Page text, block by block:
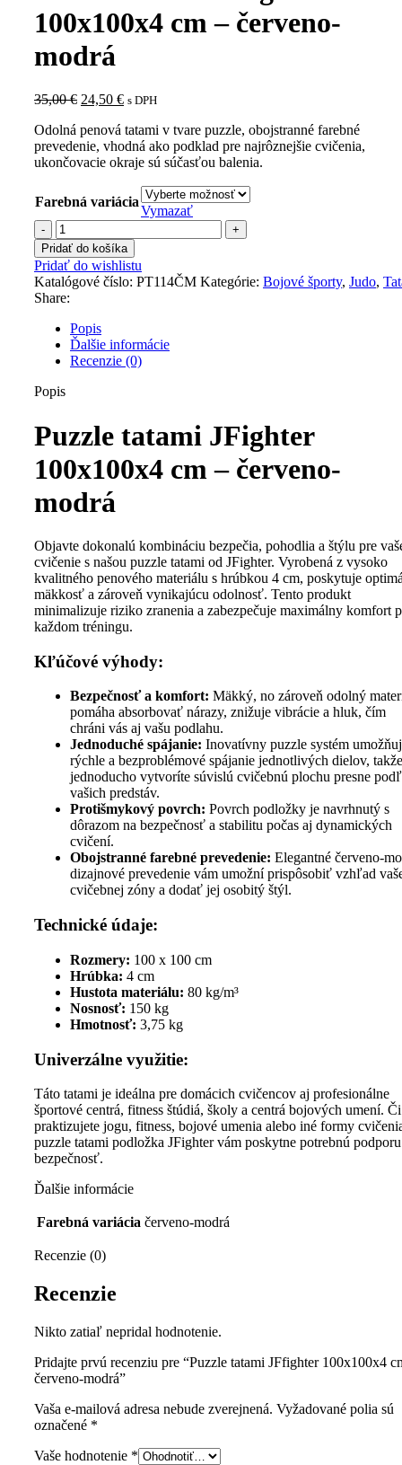
100x100x4 cm – červeno-
modrá
35,00€ Pôvodná
bola:
35,00 €.
24,50 €Aktuálna
je:
24,50 €.
s DPH
Odolná penová tatami v tvare puzzle, obojstranné farebné
prevedenie, vhodná ako podklad pre najrôznejšie cvičenia,
ukončovacie okraje sú súčasťou balenia.
Farebná variácia
Vymazať
množstvo
Puzzle
tatami
JFfighter
100x100x4
cm
-
červeno-
modrá
Pridať do košíka
Pridať do wishlistu
Katalógové číslo: PT114ČM Kategórie: Bojové športy, Judo,
Share:
Popis
Ďalšie informácie
Recenzie (0)
Popis
Puzzle tatami JFighter
100x100x4 cm – červeno-
modrá
Objavte dokonalú kombináciu bezpečia, pohodlia a štýlu pre
cvičenie s našou puzzle tatami od JFighter. Vyrobená z vysoko
kvalitného penového materiálu s hrúbkou 4 cm, poskytuje
mäkkosť a zároveň vynikajúcu odolnosť. Tento produkt
minimalizuje riziko zranenia a zabezpečuje maximálny komfort
každom tréningu.
Kľúčové výhody:
Bezpečnosť a komfort: Mäkký, no zároveň odolný
pomáha absorbovať nárazy, znižuje vibrácie a hluk, čím
chráni vás aj vašu podlahu.
Jednoduché spájanie: Inovatívny puzzle systém
rýchle a bezproblémové spájanie jednotlivých dielov,
jednoducho vytvoríte súvislú cvičebnú plochu presne
vašich predstáv.
Protišmykový povrch: Povrch podložky je navrhnutý s
dôrazom na bezpečnosť a stabilitu počas aj dynamických
cvičení.
Obojstranné farebné prevedenie: Elegantné červeno-
dizajnové prevedenie vám umožní prispôsobiť vzhľad
cvičebnej zóny a dodať jej osobitý štýl.
Technické údaje:
Rozmery: 100 x 100 cm
Hrúbka: 4 cm
Hustota materiálu: 80 kg/m³
Nosnosť: 150 kg
Hmotnosť: 3,75 kg
Univerzálne využitie:
Táto tatami je ideálna pre domácich cvičencov aj profesionálne
športové centrá, fitness štúdiá, školy a centrá bojových umení.
praktizujete jogu, fitness, bojové umenia alebo iné formy
puzzle tatami podložka JFighter vám poskytne potrebnú
bezpečnosť.
Ďalšie informácie
Farebná variácia červeno-modrá
Recenzie (0)
Recenzie
Nikto zatiaľ nepridal hodnotenie.
Pridajte prvú recenziu pre “Puzzle tatami JFfighter 100x100x4
červeno-modrá”
Vaša e-mailová adresa nebude zverejnená. Vyžadované polia sú
označené *
Vaše hodnotenie *